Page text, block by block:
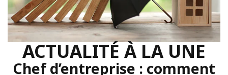
ACTUALITÉ À LA UNE
Chef d’entreprise : comment